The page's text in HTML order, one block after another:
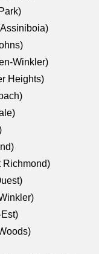
Winkler)
Heights)
Richmond)